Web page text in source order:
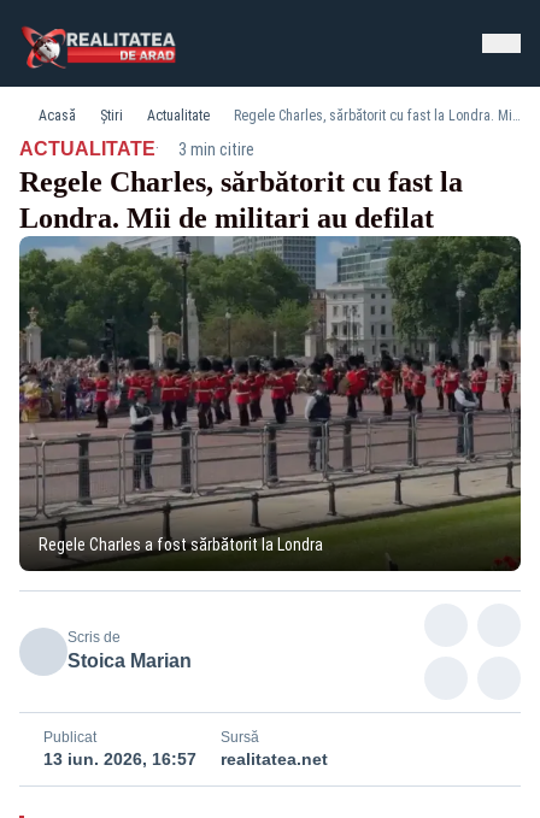
Acasă Știri Actualitate Regele Charles, sărbătorit cu fast la Londra. Mii de militari au defilat
ACTUALITATE· 3 min citire
Regele Charles, sărbătorit cu fast la
Londra. Mii de militari au defilat
Regele Charles a fost sărbătorit la Londra
Scris de
Stoica Marian
Publicat
13 iun. 2026, 16:57
Sursă
realitatea.net